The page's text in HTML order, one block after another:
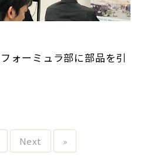
ォーミュラ部に部品を引
Next »